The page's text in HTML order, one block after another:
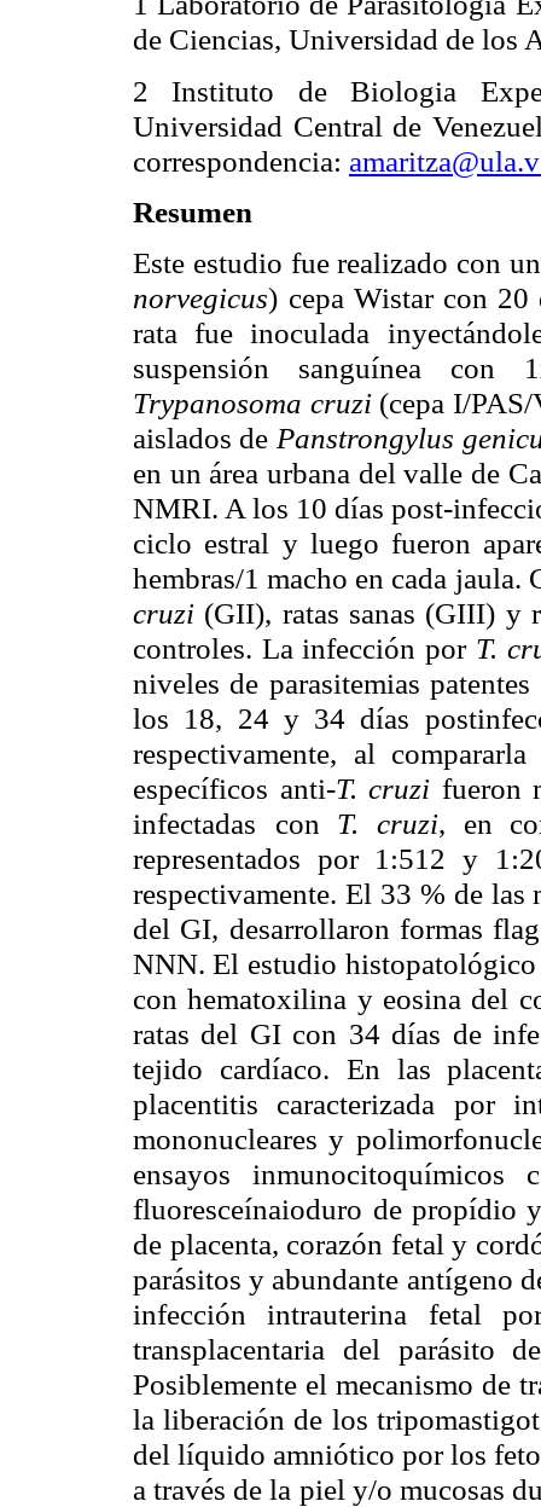
de Ciencias, Universidad de los
2 Instituto de Biologia
Universidad Central de
correspondencia:
Resumen
Este estudio fue realizado con
norvegicus) cepa Wistar con 20
rata fue inoculada
suspensión sanguínea con
Trypanosoma cruzi (cepa I/
aislados de Panstrongylus
en un área urbana del valle de
NMRI. A los 10 días post-
ciclo estral y luego fueron
hembras/1 macho en cada jaula.
cruzi (GII), ratas sanas (GIII) y
controles. La infección por T.
niveles de parasitemias
los 18, 24 y 34 días
respectivamente, al
específicos anti-T. cruzi fueron
infectadas
con T. cruzi, en
representados por 1:512 y
respectivamente. El 33 % de
del GI, desarrollaron formas
NNN. El estudio histopatológico
con hematoxilina y eosina del
ratas del GI con 34 días de
tejido cardíaco. En las
placentitis caracterizada
por
mononucleares y
ensayos
fluoresceínaioduro de propídio
de placenta, corazón fetal y
parásitos y abundante antígeno
infección intrauterina fetal
transplacentaria
del parásito
Posiblemente el mecanismo de
la liberación de los
del líquido amniótico por los
a través de la piel y/o mucosas